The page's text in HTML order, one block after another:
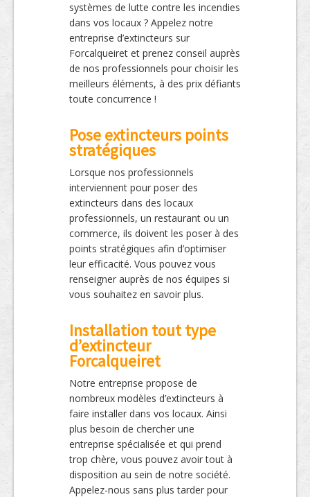
systèmes de lutte contre les incendies
dans vos locaux ? Appelez notre
entreprise d’extincteurs sur
Forcalqueiret et prenez conseil auprès
de nos professionnels pour choisir les
meilleurs éléments, à des prix défiants
toute concurrence !
Pose extincteurs points
stratégiques
Lorsque nos professionnels
interviennent pour poser des
extincteurs dans des locaux
professionnels, un restaurant ou un
commerce, ils doivent les poser à des
points stratégiques afin d’optimiser
leur efficacité. Vous pouvez vous
renseigner auprès de nos équipes si
vous souhaitez en savoir plus.
Installation tout type
d’extincteur
Forcalqueiret
Notre entreprise propose de
nombreux modèles d’extincteurs à
faire installer dans vos locaux. Ainsi
plus besoin de chercher une
entreprise spécialisée et qui prend
trop chère, vous pouvez avoir tout à
disposition au sein de notre société.
Appelez-nous sans plus tarder pour